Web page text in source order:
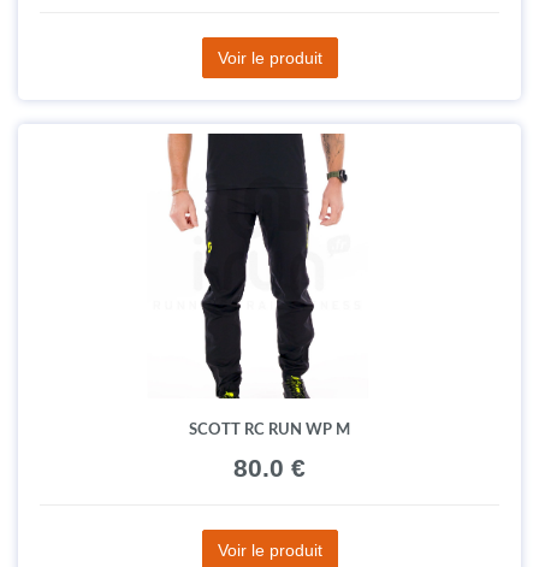
Voir le produit
SCOTT RC RUN WP M
80.0 €
Voir le produit